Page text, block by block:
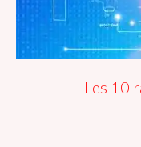
Les 10